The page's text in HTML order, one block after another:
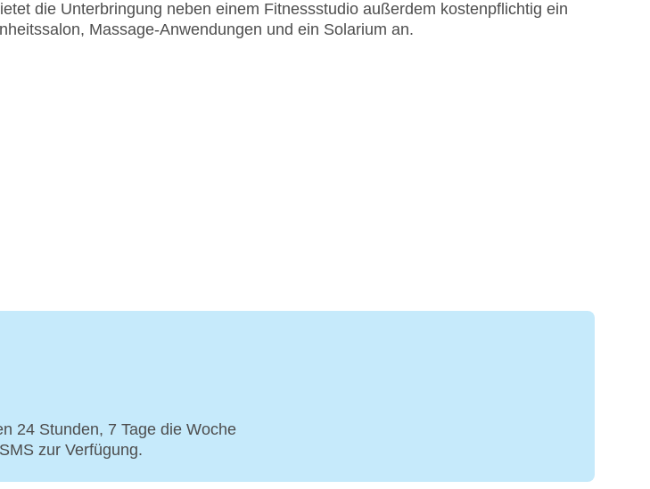
die Unterbringung neben einem Fitnessstudio außerdem kostenpflichtig ein
Massage-Anwendungen und ein Solarium an.
24 Stunden, 7 Tage die Woche
zur Verfügung.